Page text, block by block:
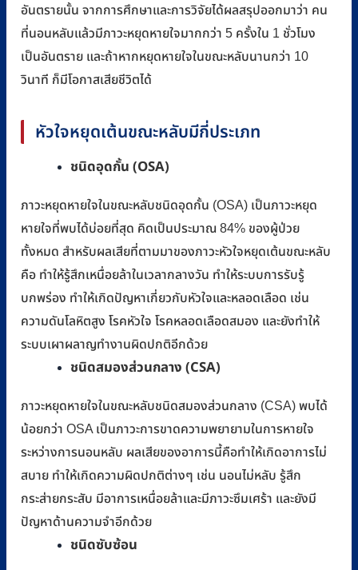
อันตรายนั้น จากการศึกษาและการวิจัยได้ผลสรุปออกมาว่า คน
ที่นอนหลับแล้วมีภาวะหยุดหายใจมากกว่า 5 ครั้งใน 1 ชั่วโมง
เป็นอันตราย และถ้าหากหยุดหายใจในขณะหลับนานกว่า 10
วินาที ก็มีโอกาสเสียชีวิตได้
หัวใจหยุดเต้นขณะหลับมีกี่ประเภท
ชนิดอุดกั้น (OSA)
ภาวะหยุดหายใจในขณะหลับชนิดอุดกั้น (OSA) เป็นภาวะหยุด
หายใจที่พบได้บ่อยที่สุด คิดเป็นประมาณ 84% ของผู้ป่วย
ทั้งหมด สำหรับผลเสียที่ตามมาของภาวะหัวใจหยุดเต้นขณะหลับ
คือ ทำให้รู้สึกเหนื่อยล้าในเวลากลางวัน ทำให้ระบบการรับรู้
บกพร่อง ทำให้เกิดปัญหาเกี่ยวกับหัวใจและหลอดเลือด เช่น
ความดันโลหิตสูง โรคหัวใจ โรคหลอดเลือดสมอง และยังทำให้
ระบบเผาผลาญทำงานผิดปกติอีกด้วย
ชนิดสมองส่วนกลาง (CSA)
ภาวะหยุดหายใจในขณะหลับชนิดสมองส่วนกลาง (CSA) พบได้
น้อยกว่า OSA เป็นภาวะการขาดความพยายามในการหายใจ
ระหว่างการนอนหลับ ผลเสียของอาการนี้คือทำให้เกิดอาการไม่
สบาย ทำให้เกิดความผิดปกติต่างๆ เช่น นอนไม่หลับ รู้สึก
กระส่ายกระสับ มีอาการเหนื่อยล้าและมีภาวะซึมเศร้า และยังมี
ปัญหาด้านความจำอีกด้วย
ชนิดซับซ้อน